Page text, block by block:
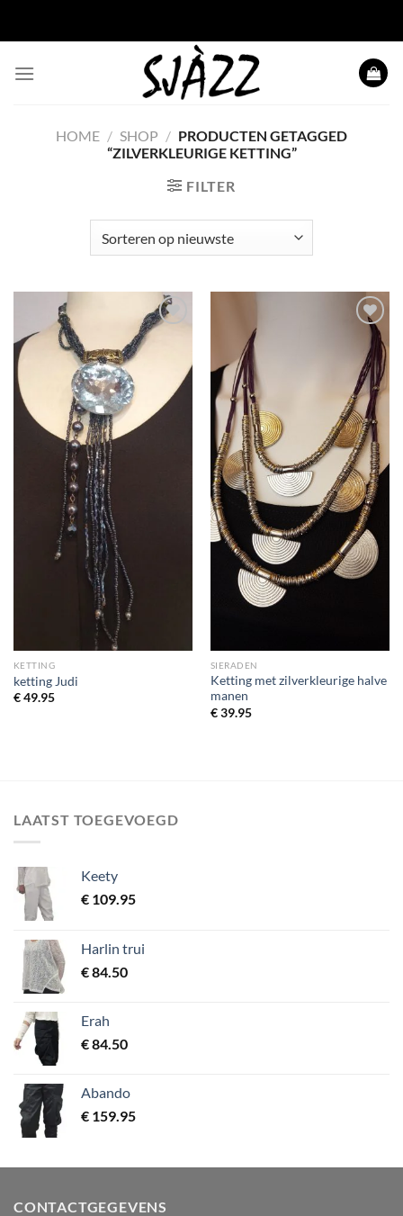
HOME / SHOP / PRODUCTEN GETAGGED
“ZILVERKLEURIGE KETTING”
FILTER
Toevoegen
KETTING
ketting Judi
€49.95
Toevoegen
wenslijst
SIERADEN
Ketting met zilverkleurige halve
manen
€39.95
LAATST TOEGEVOEGD
Keety
€ 109.95
Harlin trui
€84.50
Erah
€84.50
Abando
€ 159.95
CONTACTGEGEVENS